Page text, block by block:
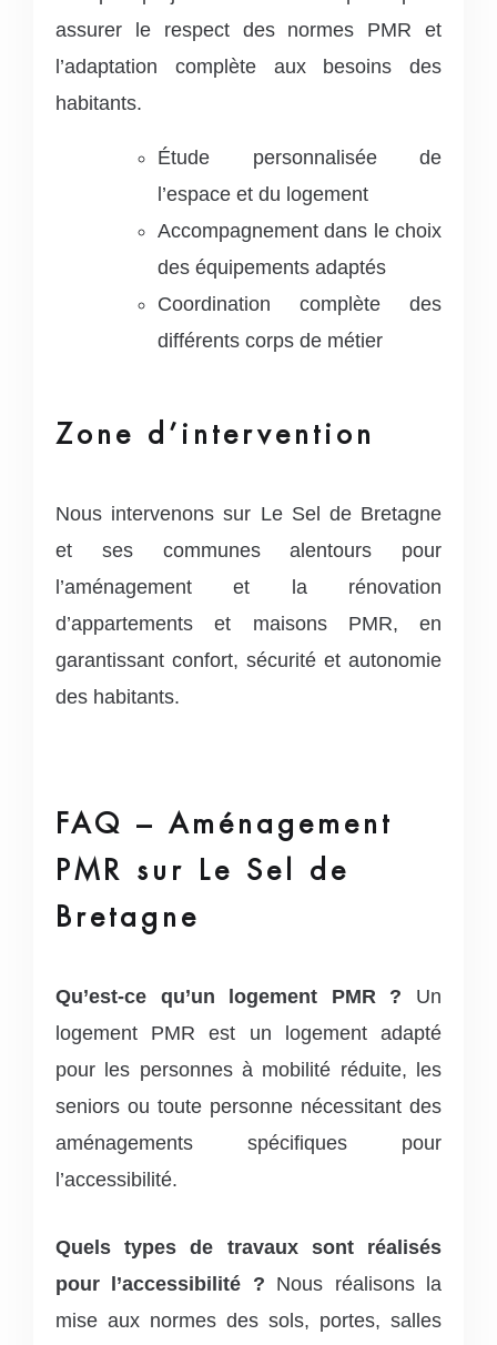
assurer le respect des normes PMR et
l’adaptation complète aux besoins des
habitants.
Étude personnalisée de
l’espace et du logement
Accompagnement dans le choix
des équipements adaptés
Coordination complète des
différents corps de métier
Zone d’intervention
Nous intervenons sur Le Sel de Bretagne
et ses communes alentours pour
l’aménagement et la rénovation
d’appartements et maisons PMR, en
garantissant confort, sécurité et autonomie
des habitants.
FAQ – Aménagement
PMR sur Le Sel de
Bretagne
Qu’est-ce qu’un logement PMR ? Un
logement PMR est un logement adapté
pour les personnes à mobilité réduite, les
seniors ou toute personne nécessitant des
aménagements spécifiques pour
l’accessibilité.
Quels types de travaux sont réalisés
pour l’accessibilité ? Nous réalisons la
mise aux normes des sols, portes, salles